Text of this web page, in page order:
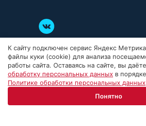
К сайту подключен сервис Яндекс
файлы куки (cookie) для анализа
работы сайта. Оставаясь на сайте, вы даёте
обработку персональных данных в
Политике обработки персональных данных
Понятно